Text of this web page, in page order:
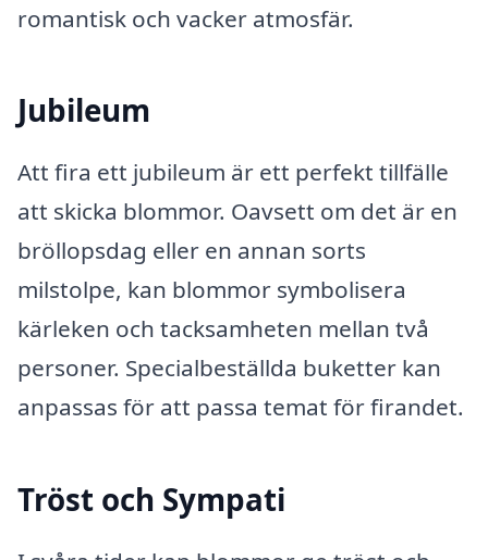
romantisk och vacker atmosfär.
Jubileum
Att fira ett jubileum är ett perfekt tillfälle
att skicka blommor. Oavsett om det är en
bröllopsdag eller en annan sorts
milstolpe, kan blommor symbolisera
kärleken och tacksamheten mellan två
personer. Specialbeställda buketter kan
anpassas för att passa temat för firandet.
Tröst och Sympati